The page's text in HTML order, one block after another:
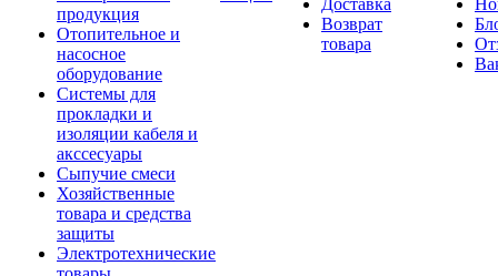
продукция
Отопительное и
насосное
оборудование
Системы для
прокладки и
изоляции кабеля и
акссесуары
Сыпучие смеси
Хозяйственные
товара и средства
защиты
Электротехнические
Доставка
Возврат
товара